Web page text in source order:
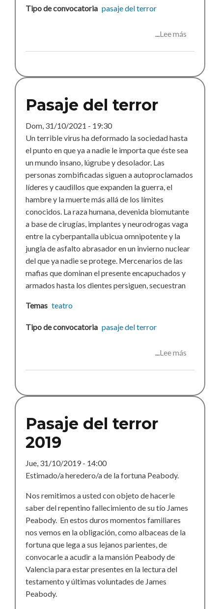
Tipo de convocatoria pasaje del terror
Lee más
terror
2021
Pasaje del terror
Dom, 31/10/2021 - 19:30
Un terrible virus ha deformado la sociedad hasta
el punto en que ya a nadie le importa que éste sea
un mundo insano, lúgrube y desolador. Las
personas zombificadas siguen a autoproclamados
líderes y caudillos que expanden la guerra, el
hambre y la muerte más allá de los límites
conocidos. La raza humana, devenida biomutante
a base de cirugías, implantes y neurodrogas vaga
entre la cyberpantalla ubicua omnipotente y la
jungla de asfalto abrasador en un invierno nuclear
del que ya nadie se protege. Mercenarios de las
mafias que dominan el presente encapuchados y
armados hasta los dientes persiguen, secuestran
Temas teatro
Tipo de convocatoria pasaje del terror
Lee más
terror
Pasaje del terror
2019
Jue, 31/10/2019 - 14:00
Estimado/a heredero/a de la fortuna Peabody.
Nos remitimos a usted con objeto de hacerle
saber del repentino fallecimiento de su tío James
Peabody. En estos duros momentos familiares
nos vemos en la obligación, como albaceas de la
fortuna que lega a sus lejanos parientes, de
convocarle a acudir a la mansión Peabody de
Valencia para estar presentes en la lectura del
testamento y últimas voluntades de James
Peabody.